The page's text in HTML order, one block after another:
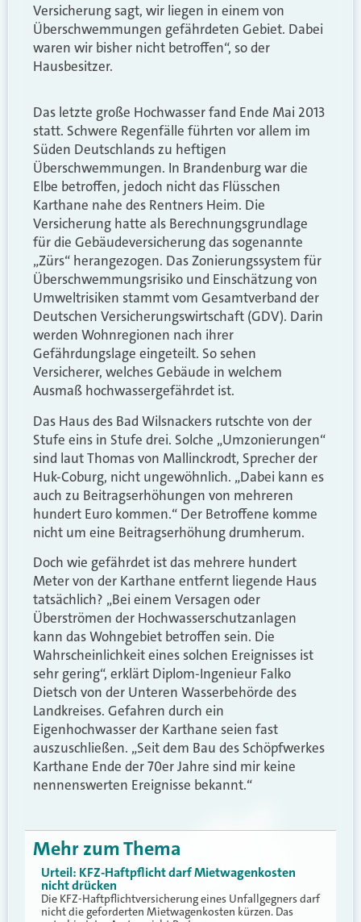
Versicherung sagt, wir liegen in einem von
Überschwemmungen gefährdeten Gebiet. Dabei
waren wir bisher nicht betroffen“, so der
Hausbesitzer.
Das letzte große Hochwasser fand Ende Mai 2013
statt. Schwere Regenfälle führten vor allem im
Süden Deutschlands zu heftigen
Überschwemmungen. In Brandenburg war die
Elbe betroffen, jedoch nicht das Flüsschen
Karthane nahe des Rentners Heim. Die
Versicherung hatte als Berechnungsgrundlage
für die Gebäudeversicherung das sogenannte
„Zürs“ herangezogen. Das Zonierungssystem für
Überschwemmungsrisiko und Einschätzung von
Umweltrisiken stammt vom Gesamtverband der
Deutschen Versicherungswirtschaft (GDV). Darin
werden Wohnregionen nach ihrer
Gefährdungslage eingeteilt. So sehen
Versicherer, welches Gebäude in welchem
Ausmaß hochwassergefährdet ist.
Das Haus des Bad Wilsnackers rutschte von der
Stufe eins in Stufe drei. Solche „Umzonierungen“
sind laut Thomas von Mallinckrodt, Sprecher der
Huk-Coburg, nicht ungewöhnlich. „Dabei kann es
auch zu Beitragserhöhungen von mehreren
hundert Euro kommen.“ Der Betroffene komme
nicht um eine Beitragserhöhung drumherum.
Doch wie gefährdet ist das mehrere hundert
Meter von der Karthane entfernt liegende Haus
tatsächlich? „Bei einem Versagen oder
Überströmen der Hochwasserschutzanlagen
kann das Wohngebiet betroffen sein. Die
Wahrscheinlichkeit eines solchen Ereignisses ist
sehr gering“, erklärt Diplom-Ingenieur Falko
Dietsch von der Unteren Wasserbehörde des
Landkreises. Gefahren durch ein
Eigenhochwasser der Karthane seien fast
auszuschließen. „Seit dem Bau des Schöpfwerkes
Karthane Ende der 70er Jahre sind mir keine
nennenswerten Ereignisse bekannt.“
Mehr zum Thema
Urteil: KFZ-Haftpflicht darf Mietwagenkosten
nicht drücken
Die KFZ-Haftpflichtversicherung eines Unfallgegners darf
nicht die geforderten Mietwagenkosten kürzen. Das